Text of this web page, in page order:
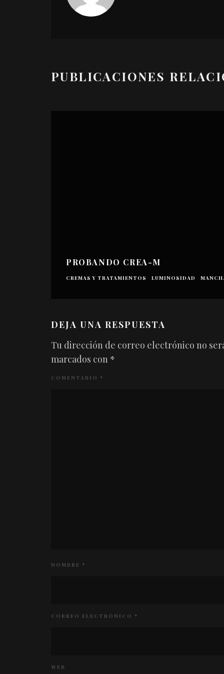
PUBLICACIONES
PROBANDO CREA-M
CREMAS Y TRATAMIENTOS LUMINOSIDAD
DEJA UNA RESPUESTA
Tu dirección de correo electrónico no
marcados con *
COMENTARIO *
NOMBRE *
CORREO ELECTRÓNICO *
WEB